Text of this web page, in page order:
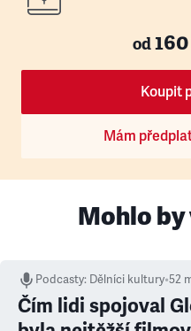
od160
Koupit
Mám
Mohlo by
Podcasty: Dělníci kultury•52
Čím lidi spojoval